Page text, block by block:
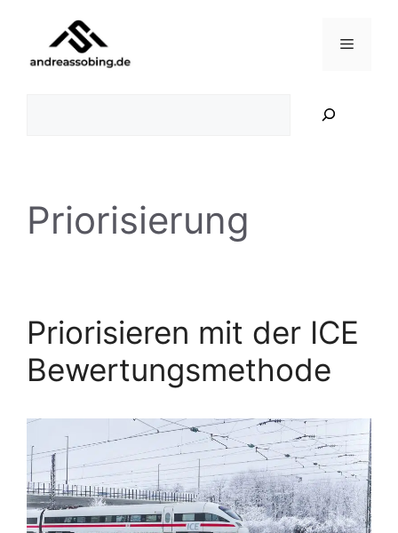
springen
Menü
Priorisierung
Priorisieren mit der ICE
Bewertungsmethode